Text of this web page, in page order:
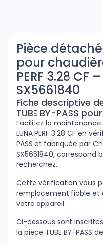
Pièce
pour
PERF 3.28 CF
SX5661840
Fiche descriptive
TUBE BY-PASS
Facilitez la
LUNA PERF 3.28 CF en
PASS et fabriquée par
SX5661840, correspond
recherchez.
Cette vérification vous
remplacement fiable et
votre appareil.
Ci-dessous sont
la pièce TUBE BY-PASS